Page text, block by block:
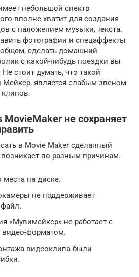
небольшой спектр
вполне хватит для создания
с наложением музыки, текста.
фотографии и спецэффекты
сделать домашний
с какой-нибудь поездки вы
стоит думать, что такой
Мейкер, является слабым звеном
не сохраняет
в Movie Maker сделанный
по разным причинам.
места на диске.
не поддерживает
«Мувимейкер» не работает с
форматом.
видеоклипа были